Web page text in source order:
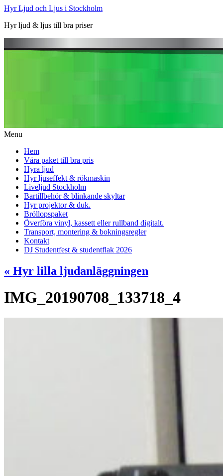
Hyr Ljud och Ljus i Stockholm
Hyr ljud & ljus till bra priser
Menu
Hem
Våra paket till bra pris
Hyra ljud
Hyr ljuseffekt & rökmaskin
Liveljud Stockholm
Bartillbehör & blinkande skyltar
Hyr projektor & duk.
Bröllopspaket
Överföra vinyl, kassett eller rullband digitalt.
Transport, montering & bokningsregler
Kontakt
DJ Studentfest & studentflak 2026
« Hyr lilla ljudanläggningen
IMG_20190708_133718_4